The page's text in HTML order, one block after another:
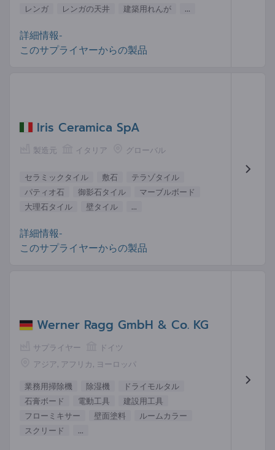
レンガ
レンガの天井 建築用れんが ...
詳細情報-
このサプライヤーからの製品
Iris Ceramica SpA
製造元 イタリア グローバル
セラミックタイル 敷石
テラゾタイル
パティオ石
御影石タイル
マーブルボード
大理石タイル
壁タイル ...
詳細情報-
このサプライヤーからの製品
Werner Ragg GmbH & Co. KG
サプライヤー
ドイツ
アジア, アフリカ, ヨーロッパ
業務用掃除機 除湿機
ドライモルタル
石膏ボード
電動工具
建設用工具
フローミキサー
壁面塗料
ルームカラー
スクリード
...